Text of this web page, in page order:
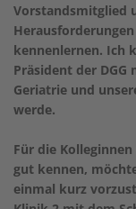
Vorstandsmitglied
kennenlernen. Ich
Präsident der
Geriatrie und
werde.
Für die
gut kennen,
einmal kurz